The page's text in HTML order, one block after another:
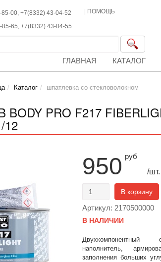
85-00, +7(8332) 43-04-52
85-65, +7(8332) 43-04-55
ПОМОЩЬ
ГЛАВНАЯ КАТАЛОГ
Каталог шпатлевка со стекловолокном
BODY PRO F217
950 руб
/шт.
В корзину
Артикул: 2170500000
В НАЛИЧИИ
Двухкомпонентный
наполнитель,
заполнения больших